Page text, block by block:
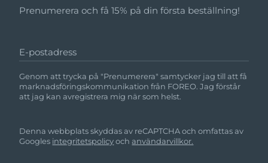
Prenumerera och få 15% på din första beställning!
E-postadress
Genom att trycka på "Prenumerera" samtycker jag till att få
marknadsföringskommunikation från FOREO. Jag förstår
att jag kan avregistrera mig när som helst.
Denna webbplats skyddas av reCAPTCHA och omfattas av
Googles integritetspolicyochanvändarvillkor.